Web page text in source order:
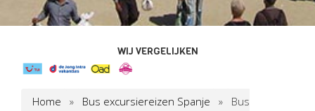
WIJ VERGELIJKEN
Home » Bus excursiereizen Spanje »
Bus